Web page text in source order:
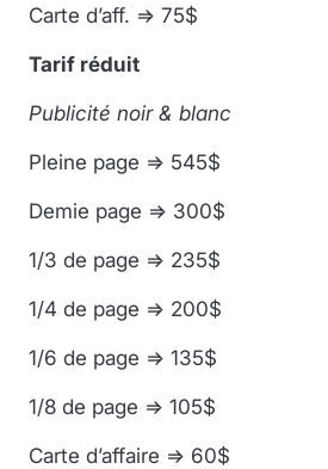
Carte d’aff. => 75$
Tarif réduit
Publicité noir & blanc
Pleine page => 545$
Demie page => 300$
1/3 de page => 235$
1/4 de page => 200$
1/6 de page => 135$
1/8 de page => 105$
Carte d’affaire => 60$